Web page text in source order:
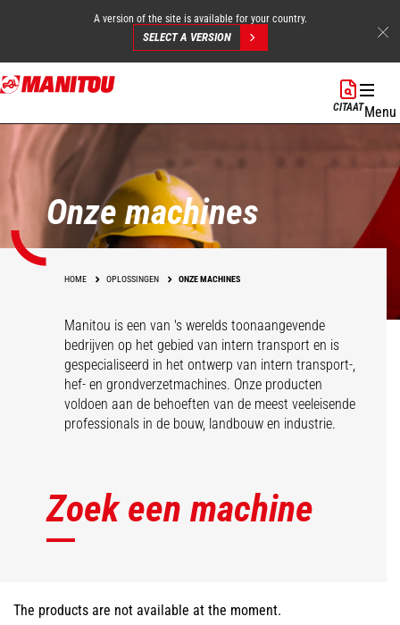
Overslaan
en
inhoud
A version of the site is available for your country.
SELECT A VERSION
CITAATMenu
Onze machines
HOME OPLOSSINGEN ONZE MACHINES
Manitou is een van 's werelds toonaangevende
bedrijven op het gebied van intern transport en is
gespecialiseerd in het ontwerp van intern transport-,
hef- en grondverzetmachines. Onze producten
voldoen aan de behoeften van de meest veeleisende
professionals in de bouw, landbouw en industrie.
Zoek een machine
The products are not available at the moment.